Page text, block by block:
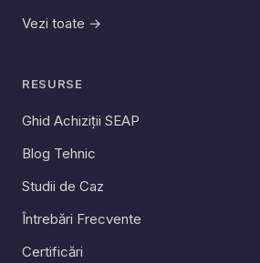
Vezi toate →
RESURSE
Ghid Achiziții SEAP
Blog Tehnic
Studii de Caz
Întrebări Frecvente
Certificări